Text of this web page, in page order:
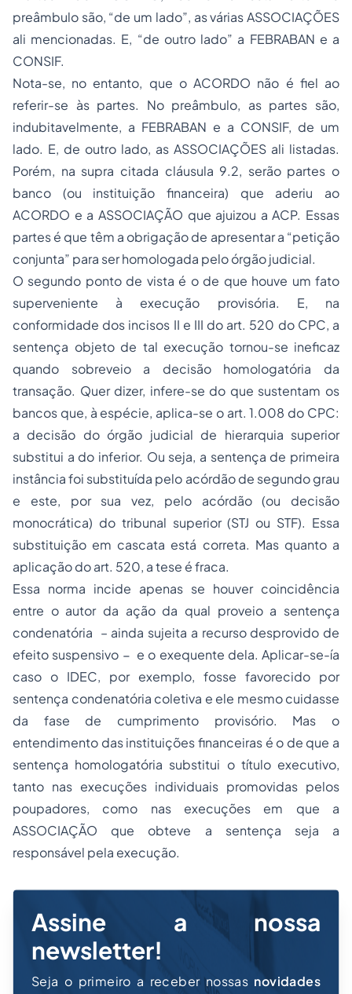
preâmbulo são, “de um lado”, as várias ASSOCIAÇÕES
ali mencionadas. E, “de outro lado” a FEBRABAN e a
CONSIF.
Nota-se, no entanto, que o ACORDO não é fiel ao
referir-se às partes. No preâmbulo, as partes são,
indubitavelmente, a FEBRABAN e a CONSIF, de um
lado. E, de outro lado, as ASSOCIAÇÕES ali listadas.
Porém, na supra citada cláusula 9.2, serão partes o
banco (ou instituição financeira) que aderiu ao
ACORDO e a ASSOCIAÇÃO que ajuizou a ACP. Essas
partes é que têm a obrigação de apresentar a “petição
conjunta” para ser homologada pelo órgão judicial.
O segundo ponto de vista é o de que houve um fato
superveniente à execução provisória. E, na
conformidade dos incisos II e III do art. 520 do CPC, a
sentença objeto de tal execução tornou-se ineficaz
quando sobreveio a decisão homologatória da
transação. Quer dizer, infere-se do que sustentam os
bancos que, à espécie, aplica-se o art. 1.008 do CPC:
a decisão do órgão judicial de hierarquia superior
substitui a do inferior. Ou seja, a sentença de primeira
instância foi substituída pelo acórdão de segundo grau
e este, por sua vez, pelo acórdão (ou decisão
monocrática) do tribunal superior (STJ ou STF). Essa
substituição em cascata está correta. Mas quanto a
aplicação do art. 520, a tese é fraca.
Essa norma incide apenas se houver coincidência
entre o autor da ação da qual proveio a sentença
condenatória – ainda sujeita a recurso desprovido de
efeito suspensivo − e o exequente dela. Aplicar-se-ía
caso o IDEC, por exemplo, fosse favorecido por
sentença condenatória coletiva e ele mesmo cuidasse
da fase de cumprimento provisório. Mas o
entendimento das instituições financeiras é o de que a
sentença homologatória substitui o título executivo,
tanto nas execuções individuais promovidas pelos
poupadores, como nas execuções em que a
ASSOCIAÇÃO que obteve a sentença seja a
responsável pela execução.
Assine a nossa
newsletter!
Seja o primeiro a receber nossas novidades